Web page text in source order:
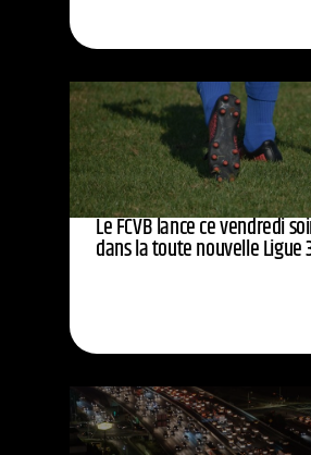
Le FCVB lance ce vendredi
dans la toute nouvelle Ligue